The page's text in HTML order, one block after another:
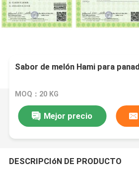
Sabor de melón Hami para
MOQ：20 KG
Mejor precio
DESCRIPCIóN DE PRODUCTO